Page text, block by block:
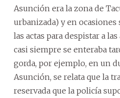
Asunción era la zona de
urbanizada) y en ocasiones
las actas para despistar a
casi siempre se enteraba
gorda, por ejemplo, en un
Asunción, se relata que la
reservada que la policía